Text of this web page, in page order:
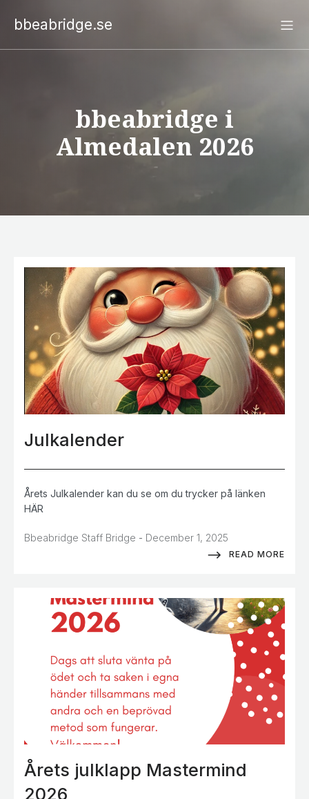
bbeabridge.se
bbeabridge i
Almedalen 2026
Julkalender
Årets Julkalender kan du se om du trycker på länken
HÄR
Bbeabridge Staff Bridge - December 1, 2025
READ MORE
Årets julklapp Mastermind
2026